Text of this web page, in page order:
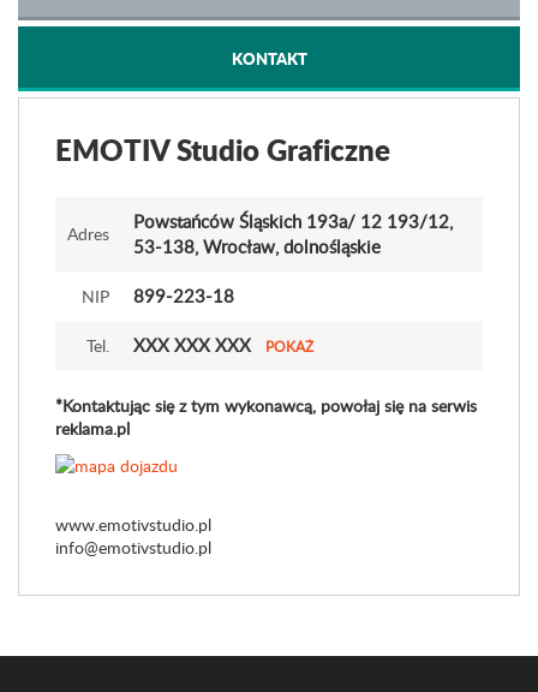
KONTAKT
EMOTIV Studio Graficzne
Adres
Powstańców Śląskich 193a/ 12 193/12,
53-138, Wrocław, dolnośląskie
NIP 899-223-18
Tel. XXX XXX XXX POKAŻ
*Kontaktując się z tym wykonawcą, powołaj się na serwis
reklama.pl
www.emotivstudio.pl
info@emotivstudio.pl